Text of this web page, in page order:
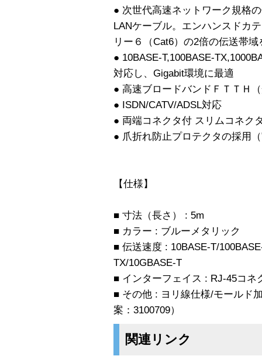
● 次世代高速ネットワーク規格
LANケーブル。エンハンスドカ
リー６（Cat6）の2倍の伝送帯域
● 10BASE-T,100BASE-
対応し、Gigabit環境に最適
● 高速ブロードバンドＦＴＴＨ
● ISDN/CATV/ADSL対応
● 両端コネクタ付 スリムコネク
● 爪折れ防止プロテクタの採用
【仕様】
■ 寸法（長さ） : 5m
■ カラー : ブルーメタリック
■ 伝送速度 : 10BASE-T/
TX/10GBASE-T
■ インターフェイス : RJ-45コネ
■ その他 : ヨリ線仕様/モールド
案：3100709）
関連リンク